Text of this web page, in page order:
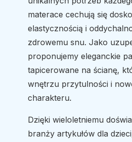
materace cechują się
elastycznością i
zdrowemu snu. Jako
proponujemy eleganckie
tapicerowane na ścianę,
wnętrzu przytulności i
charakteru.
Dzięki wieloletniemu
branży artykułów dla